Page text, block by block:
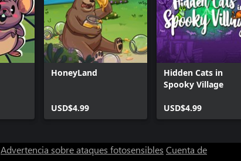
HoneyLand
USD$4.99
Hidden Cats in
Spooky Village
USD$4.99
Advertencia sobre ataques fotosensibles Cuenta de